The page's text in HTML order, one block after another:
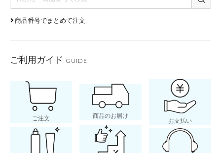
商品番号でまとめて注文
ご利用ガイド GUIDE
ご注文 商品のお届け
お支払い